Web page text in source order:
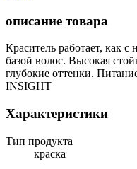
описание товара
Краситель работает, как с
базой волос. Высокая
глубокие оттенки.
INSIGHT
Характеристики
Тип продукта
краска